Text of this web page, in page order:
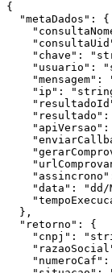
{
  "metaDados": {
"chave":
"usuario":
"mensagem":
"ip":
"resultado":
"apiVersao":
"data":
  },
  "retorno": {
"cnpj":
"numeroCaf":